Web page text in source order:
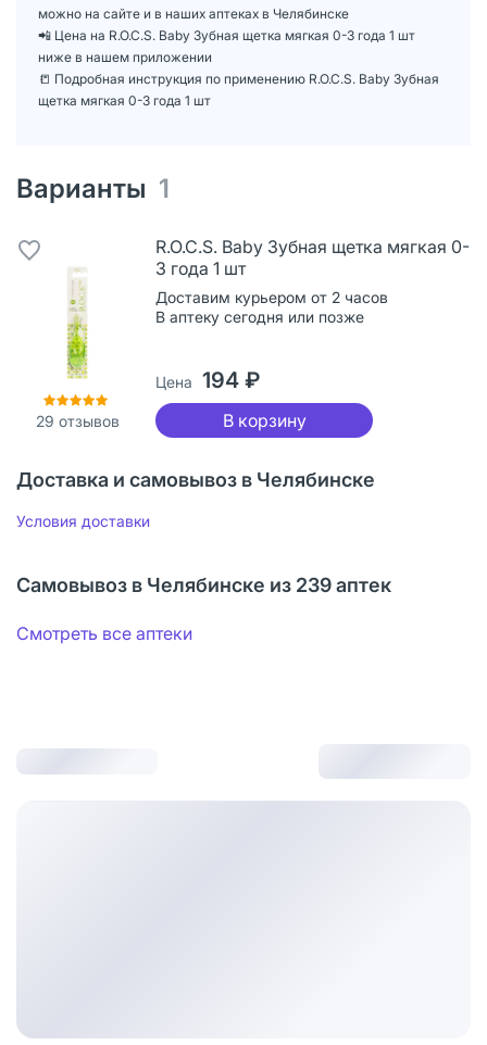
можно на сайте и в наших аптеках в Челябинске
📲 Цена на R.O.C.S. Baby Зубная щетка мягкая 0-3 года 1 шт
ниже в нашем приложении
📒 Подробная инструкция по применению R.O.C.S. Baby Зубная
щетка мягкая 0-3 года 1 шт
Варианты 1
29 отзывов
R.O.C.S. Baby Зубная щетка мягкая 0-
3 года 1 шт
Доставим курьером от 2 часов
В аптеку сегодня или позже
Цена 194 ₽
В корзину
Доставка и самовывоз в Челябинске
Условия доставки
Самовывоз в Челябинске из 239 аптек
Смотреть все аптеки